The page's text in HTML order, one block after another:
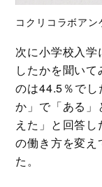
コクリコラボアン
次に小学校入
したかを聞い
のは44.5％でし
か」で「ある
えた」と回答
の働き方を変え
た。